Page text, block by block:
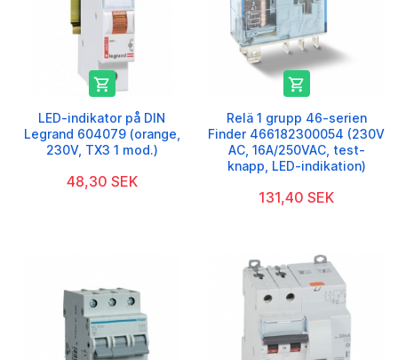

LED-indikator på DIN
Legrand 604079 (orange,
230V, TX3 1 mod.)
48,30 SEK

Relä 1 grupp 46-serien
Finder 466182300054 (230V
AC, 16A/250VAC, test-
knapp, LED-indikation)
131,40 SEK